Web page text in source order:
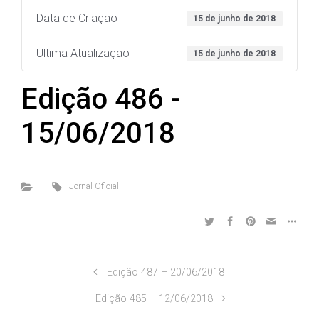
Data de Criação 15 de junho de 2018
Ultima Atualização 15 de junho de 2018
Edição 486 -
15/06/2018
Jornal Oficial
Edição 487 – 20/06/2018
Edição 485 – 12/06/2018